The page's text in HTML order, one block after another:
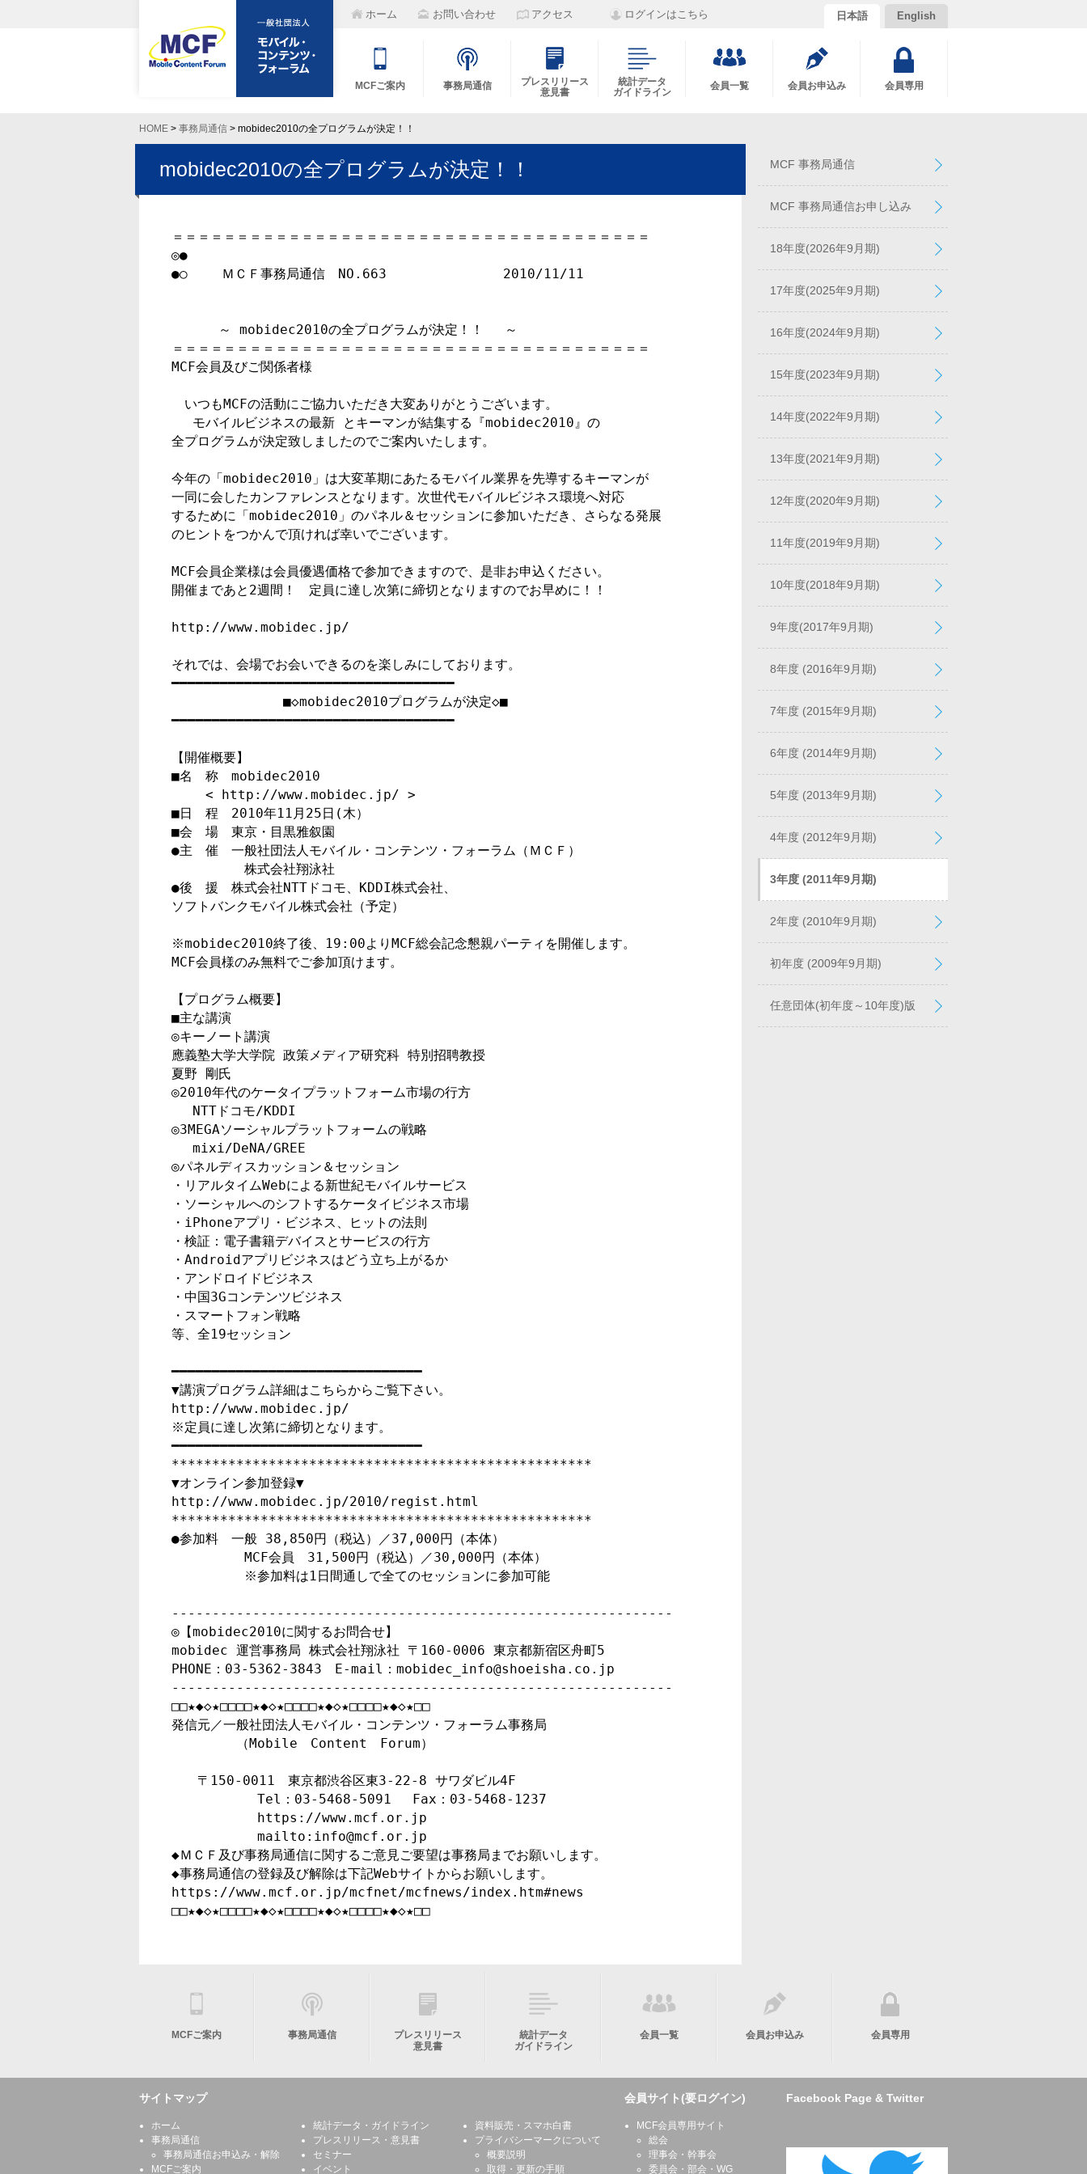
ホーム お問い合わせ アクセス ログインはこちら 日本語 English
MCFご案内 事務局通信
プレスリリース
意見書
統計データ
ガイドライン
会員一覧 会員お申込み 会員専用
HOME > 事務局通信 > mobidec2010の全プログラムが決定！！
mobidec2010の全プログラムが決定！！
＝＝＝＝＝＝＝＝＝＝＝＝＝＝＝＝＝＝＝＝＝＝＝＝＝＝＝＝＝＝＝＝＝＝＝＝＝
◎●
●○　 　ＭＣＦ事務局通信　NO.663　　　　　　　　　2010/11/11
～ mobidec2010の全プログラムが決定！！　 ～
＝＝＝＝＝＝＝＝＝＝＝＝＝＝＝＝＝＝＝＝＝＝＝＝＝＝＝＝＝＝＝＝＝＝＝＝＝
MCF会員及びご関係者様
いつもMCFの活動にご協力いただき大変ありがとうございます。
モバイルビジネスの最新 とキーマンが結集する『mobidec2010』の
全プログラムが決定致しましたのでご案内いたします。
今年の「mobidec2010」は大変革期にあたるモバイル業界を先導するキーマンが
一同に会したカンファレンスとなります。次世代モバイルビジネス環境へ対応
するために「mobidec2010」のパネル＆セッションに参加いただき、さらなる発展
のヒントをつかんで頂ければ幸いでございます。
MCF会員企業様は会員優遇価格で参加できますので、是非お申込ください。
開催まであと2週間！　定員に達し次第に締切となりますのでお早めに！！
http://www.mobidec.jp/
それでは、会場でお会いできるのを楽しみにしております。
━━━━━━━━━━━━━━━━━━━━━━━━━━━━━━━━━━━
■◇mobidec2010プログラムが決定◇■
━━━━━━━━━━━━━━━━━━━━━━━━━━━━━━━━━━━
【開催概要】
■名　称　mobidec2010
< http://www.mobidec.jp/ >
■日　程　2010年11月25日(木）
■会　場　東京・目黒雅叙園
●主　催　一般社団法人モバイル・コンテンツ・フォーラム（ＭＣＦ）
株式会社翔泳社
●後　援　株式会社NTTドコモ、KDDI株式会社、
ソフトバンクモバイル株式会社（予定）
※mobidec2010終了後、19:00よりMCF総会記念懇親パーティを開催します。
MCF会員様のみ無料でご参加頂けます。
【プログラム概要】
■主な講演
◎キーノート講演
應義塾大学大学院 政策メディア研究科 特別招聘教授
夏野 剛氏
◎2010年代のケータイプラットフォーム市場の行方
NTTドコモ/KDDI
◎3MEGAソーシャルプラットフォームの戦略
mixi/DeNA/GREE
◎パネルディスカッション＆セッション
・リアルタイムWebによる新世紀モバイルサービス
・ソーシャルへのシフトするケータイビジネス市場
・iPhoneアプリ・ビジネス、ヒットの法則
・検証：電子書籍デバイスとサービスの行方
・Androidアプリビジネスはどう立ち上がるか
・アンドロイドビジネス
・中国3Gコンテンツビジネス
・スマートフォン戦略
等、全19セッション
━━━━━━━━━━━━━━━━━━━━━━━━━━━━━━━
▼講演プログラム詳細はこちらからご覧下さい。
http://www.mobidec.jp/
※定員に達し次第に締切となります。
━━━━━━━━━━━━━━━━━━━━━━━━━━━━━━━
****************************************************
▼オンライン参加登録▼
http://www.mobidec.jp/2010/regist.html
****************************************************
●参加料　一般 38,850円（税込）／37,000円（本体）
MCF会員　31,500円（税込）／30,000円（本体）
※参加料は1日間通しで全てのセッションに参加可能
--------------------------------------------------------------
◎【mobidec2010に関するお問合せ】
mobidec 運営事務局 株式会社翔泳社 〒160-0006 東京都新宿区舟町5
PHONE：03-5362-3843　E-mail：mobidec_info@shoeisha.co.jp
--------------------------------------------------------------
□□★◆◇★□□□□★◆◇★□□□□★◆◇★□□□□★◆◇★□□
発信元／一般社団法人モバイル・コンテンツ・フォーラム事務局
（Mobile　Content　Forum）
〒150-0011　東京都渋谷区東3-22-8 サワダビル4F
Tel：03-5468-5091 　Fax：03-5468-1237
https://www.mcf.or.jp
mailto:info@mcf.or.jp
◆ＭＣＦ及び事務局通信に関するご意見ご要望は事務局までお願いします。
◆事務局通信の登録及び解除は下記Webサイトからお願いします。
https://www.mcf.or.jp/mcfnet/mcfnews/index.htm#news
□□★◆◇★□□□□★◆◇★□□□□★◆◇★□□□□★◆◇★□□
MCF 事務局通信
MCF 事務局通信お申し込み
18年度(2026年9月期)
17年度(2025年9月期)
16年度(2024年9月期)
15年度(2023年9月期)
14年度(2022年9月期)
13年度(2021年9月期)
12年度(2020年9月期)
11年度(2019年9月期)
10年度(2018年9月期)
9年度(2017年9月期)
8年度 (2016年9月期)
7年度 (2015年9月期)
6年度 (2014年9月期)
5年度 (2013年9月期)
4年度 (2012年9月期)
3年度 (2011年9月期)
2年度 (2010年9月期)
初年度 (2009年9月期)
任意団体(初年度～10年度)版
MCFご案内 事務局通信
プレスリリース
意見書
統計データ
ガイドライン
会員一覧 会員お申込み 会員専用
サイトマップ
ホーム
事務局通信
事務局通信お申込み・解除
MCFご案内
統計データ・ガイドライン
プレスリリース・意見書
セミナー
イベント
資料販売・スマホ白書
プライバシーマークについて
概要説明
取得・更新の手順
会員サイト(要ログイン)
MCF会員専用サイト
総会
理事会・幹事会
委員会・部会・WG
Facebook Page & Twitter